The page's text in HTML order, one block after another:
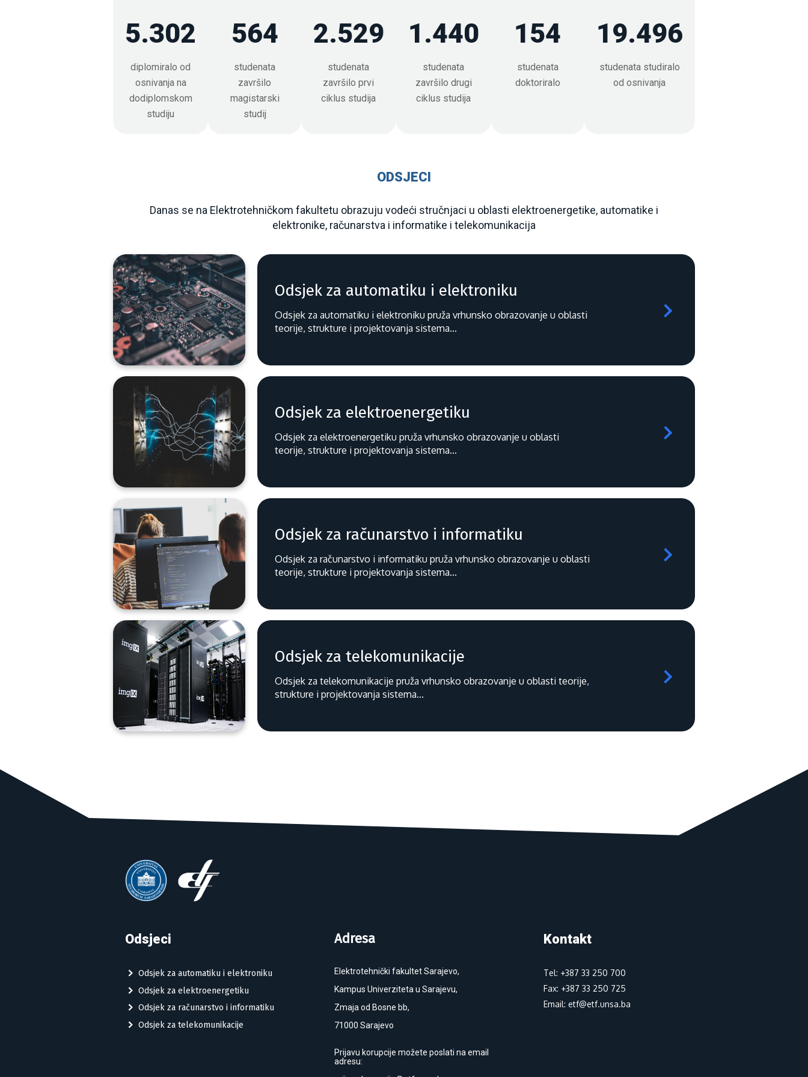
razmatrana, te se neće naći na spisku za polaganje prijemnog ispita.
Tekst konkursa 26_27.pdf
Plan upisa II ciklus studija 26_27.pdf
Prilozi:
SlobodnaMjestaNakonKonkursa.xlsx
Odluka o vrednovanju rezultata prijemnog ipita-1.pdf
FAQ za kandidate_ final-1.pdf
Odluka o kriterijima za rangiranje-4.pdf
5.302
diplomiralo od
osnivanja na
dodiplomskom
studiju
564
studenata
završilo
magistarski
studij
2.529
studenata
završilo prvi
ciklus studija
1.440
studenata
završilo drugi
ciklus studija
154
studenata
doktoriralo
19.496
studenata studiralo
od osnivanja
ODSJECI
Danas se na Elektrotehničkom fakultetu obrazuju vodeći stručnjaci u oblasti elektroenergetike, automatike i
elektronike, računarstva i informatike i telekomunikacija
Odsjek za automatiku i elektroniku
Odsjek za automatiku i elektroniku pruža vrhunsko obrazovanje u oblasti
teorije, strukture i projektovanja sistema...
Odsjek za elektroenergetiku
Odsjek za elektroenergetiku pruža vrhunsko obrazovanje u oblasti
teorije, strukture i projektovanja sistema...
Odsjek za računarstvo i informatiku
Odsjek za računarstvo i informatiku pruža vrhunsko obrazovanje u oblasti
teorije, strukture i projektovanja sistema...
Odsjek za telekomunikacije
Odsjek za telekomunikacije pruža vrhunsko obrazovanje u oblasti teorije,
strukture i projektovanja sistema...
Odsjeci
Odsjek za automatiku i elektroniku
Odsjek za elektroenergetiku
Odsjek za računarstvo i informatiku
Odsjek za telekomunikacije
Adresa
Elektrotehnički fakultet Sarajevo,
Kampus Univerziteta u Sarajevu,
Zmaja od Bosne bb,
71000 Sarajevo
Prijavu korupcije možete poslati na email
adresu:
Kontakt
Tel: +387 33 250 700
Fax: +387 33 250 725
Email: etf@etf.unsa.ba